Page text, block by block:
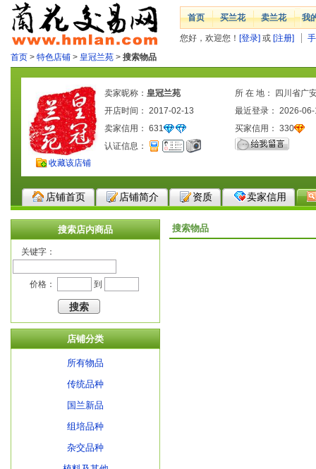
首页 买兰花 卖兰花 我
您好，欢迎您！ [登录] 或 [注册]
首页 > 特色店铺 > 皇冠兰苑 > 搜索物品
收藏该店铺
卖家昵称： 皇冠兰苑
所 在 地： 四川省广
开店时间： 2017-02-13
最近登录： 2026-
卖家信用： 631 买家信用： 330
认证信息：
店铺首页 店铺简介 资质 卖家信用
搜索店内商品
关键字：
价格： 到
店铺分类
所有物品
传统品种
国兰新品
组培品种
杂交品种
搜索物品